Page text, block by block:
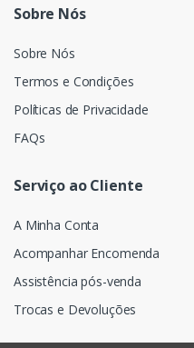
Sobre Nós
Sobre Nós
Termos e Condições
Políticas de Privacidade
FAQs
Serviço ao Cliente
A Minha Conta
Acompanhar Encomenda
Assistência pós-venda
Trocas e Devoluções